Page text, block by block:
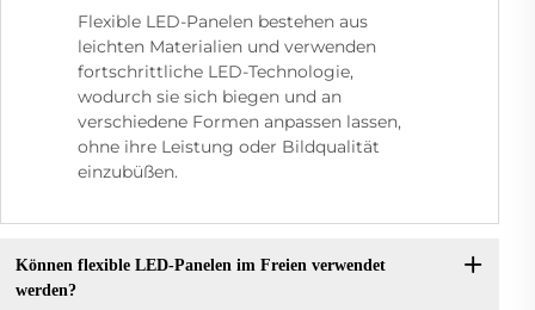
Flexible LED-Panelen bestehen aus
leichten Materialien und verwenden
fortschrittliche LED-Technologie,
wodurch sie sich biegen und an
verschiedene Formen anpassen lassen,
ohne ihre Leistung oder Bildqualität
einzubüßen.
Können flexible LED-Panelen im Freien verwendet
werden?